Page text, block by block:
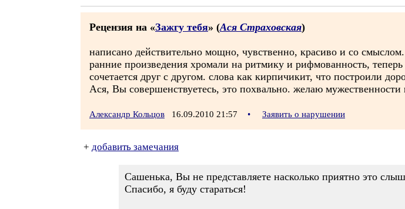
Рецензия на «Зажгу тебя» (Ася Страховская)
написано действительно мощно, чувственно, красиво и со смыслом.
ранние произведения хромали на ритмику и рифмованность,
сочетается друг с другом. слова как кирпичикит, что построили
Ася, Вы совершенствуетесь, это похвально. желаю мужественности
Александр Кольцов 16.09.2010 21:57 • Заявить о нарушении
+ добавить замечания
Сашенька, Вы не представляете насколько приятно это
Спасибо, я буду стараться!